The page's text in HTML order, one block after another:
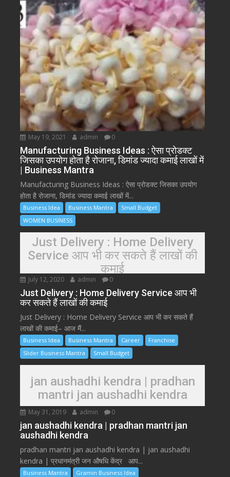
May 19, 2021 admin 0
Manufacturing Business Ideas : ऐसा प्रोडक्ट
जिसका उपयोग होता है रोजाना, डिमांड ज्यादा कमाई लाखों में
| Business Mantra
Manufacturing Business Ideas : ऐसा प्रोडक्ट जिसका उपयोग
होता है रोजाना, डिमांड ज्यादा कमाई लाखों में...
Business Idea Business Mantra
Small Budget
WOMEN BUSINESS
Just Delivery : Home Delivery
Service आप भी कर सकते हैं लाखों की
कमाई
July 12, 2020 admin 0
Just Delivery : Home Delivery Service आप भी
कर सकते हैं लाखों की कमाई
Just Delivery : Home Delivery Service आप भी कर सकते हैं
लाखों की कमाई– आज मैं...
Business Idea Business Mantra Career
Franchise
Slider Business Mantra
Small Budget
jan aushadhi kendra | pradhan
mantri jan aushadhi kendra
May 31, 2019 admin 0
jan aushadhi kendra | pradhan mantri jan
aushadhi kendra
pradhan mantri jan aushadhi kendra | jan aushadhi
kendra | प्रधानमंत्री जन औषधि केंद्र आप...
Business Mantra Gramin Business Idea